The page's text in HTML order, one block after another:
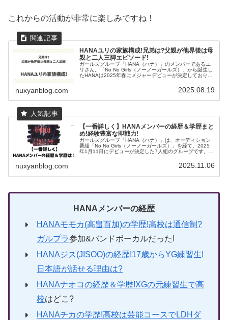
これからの活動が非常に楽しみですね！
HANAユリの家族構成!兄弟は?父親が他界後は母
親と二人三脚エピソード!
ガールズグループ「HANA（ハナ）」のメンバーであるユ
リさん。「No No Girls（ノーノーガールズ）」から誕生し
たHANAは2025年春にメジャーデビューが決定しており、
nuxyanblog.com 2025.08.19
【一番詳しく】HANAメンバーの経歴＆学歴まと
め!経験豊富な即戦力!
ガールズグループ「HANA（ハナ）」は、オーディション
番組「No No Girls（ノーノーガールズ）」を経て、2025
年1月11日にデビューが決定した7人組のグループです。メ
nuxyanblog.com 2025.11.06
HANAメンバーの経歴
HANAモモカ(高畠百加)の学歴!高校は通信制?
ガルプラ参加&バンドボーカルだった!
HANAジス(JISOO)の経歴!17歳からYG練習生!
日本語が話せる理由は?
HANAナオコの経歴＆学歴!XGの元練習生で高
校はどこ?
HANAチカの学歴!高校は芸能コースでLDHダ